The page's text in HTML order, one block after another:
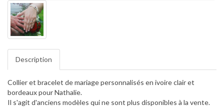
Description
Collier et bracelet de mariage personnalisés en ivoire clair et
bordeaux pour Nathalie.
Il s'agit d'anciens modèles qui ne sont plus disponibles à la vente.